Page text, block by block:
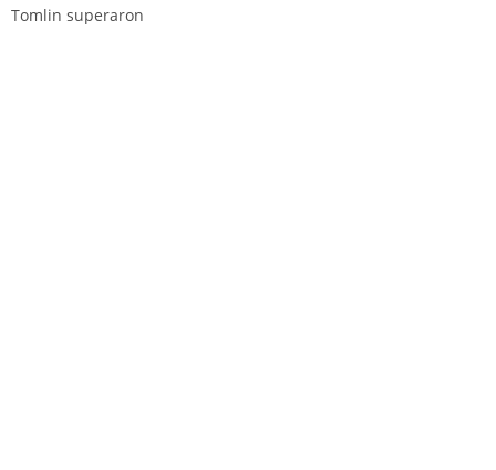
Tomlin superaron